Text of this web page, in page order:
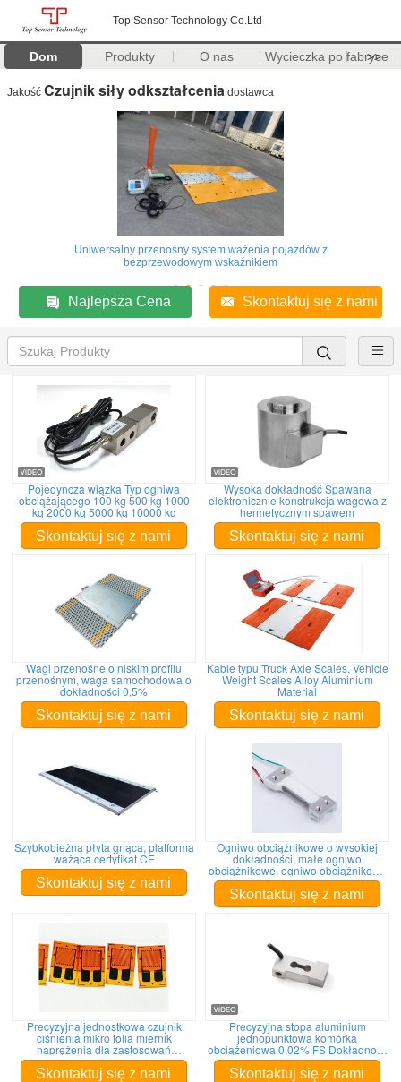
Top Sensor Technology Co.Ltd
Dom Produkty O nas Wycieczka po fabryce
>>
Jakość Czujnik siły odkształcenia dostawca
Uniwersalny przenośny system ważenia pojazdów z
bezprzewodowym wskaźnikiem
Najlepsza Cena Skontaktuj się z nami
Pojedyncza wiązka Typ ogniwa
obciążającego 100 kg 500 kg 1000
kg 2000 kg 5000 kg 10000 kg
Skontaktuj się z nami
Wysoka dokładność Spawana
elektronicznie konstrukcja wagowa z
hermetycznym spawem
Skontaktuj się z nami
Wagi przenośne o niskim profilu
przenośnym, waga samochodowa o
dokładności 0,5%
Skontaktuj się z nami
Kable typu Truck Axle Scales, Vehicle
Weight Scales Alloy Aluminium
Material
Skontaktuj się z nami
Szybkobieżna płyta gnąca, platforma
ważąca certyfikat CE
Skontaktuj się z nami
Ogniwo obciążnikowe o wysokiej
dokładności, małe ogniwo
obciążnikowe, ogniwo obciążnikowe
mikro
Skontaktuj się z nami
Precyzyjna jednostkowa czujnik
ciśnienia mikro folia miernik
naprężenia dla zastosowań
stalowych i aluminium
Skontaktuj się z nami
Precyzyjna stopa aluminium
jednopunktowa komórka
obciążeniowa 0,02% FS Dokładność
Akceptuj dostosowanie
Skontaktuj się z nami